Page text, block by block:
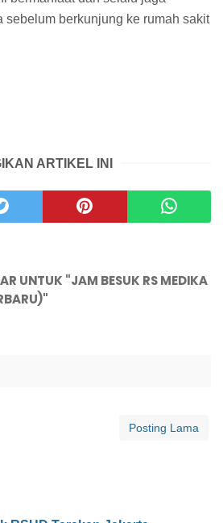
sebelum berkunjung ke rumah sakit
ARTIKEL INI
UNTUK "JAM BESUK RS MEDIKA
Posting Lama